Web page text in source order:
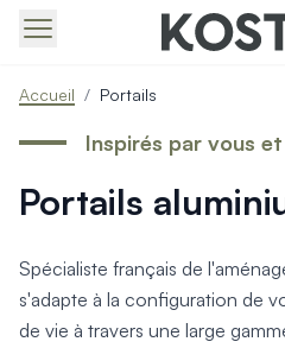
Produits > Portails > Portails
Produits > Portails >
Produits > Portails > Portails
Produits > Portails >
Produits > Portails >
Produits > Portails > Les
Produits > Portillons > Tous
Produits > Portillons >
Accueil / Portails
Portails
Inspirés par vous
Spécialiste français de
s'adapte à la configuration de
de vie à travers une large